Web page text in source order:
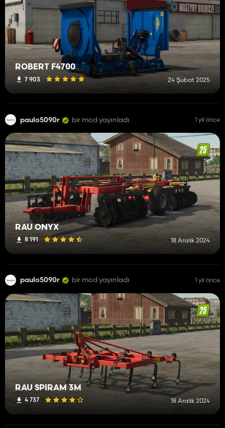
ROBERT F4700
7 903 24 Şubat 2025
paulo5090r bir mod yayınladı 1 yıl önce
RAU ONYX
8 191 18 Aralık 2024
paulo5090r bir mod yayınladı 1 yıl önce
RAU SPIRAM 3M
4 737 18 Aralık 2024